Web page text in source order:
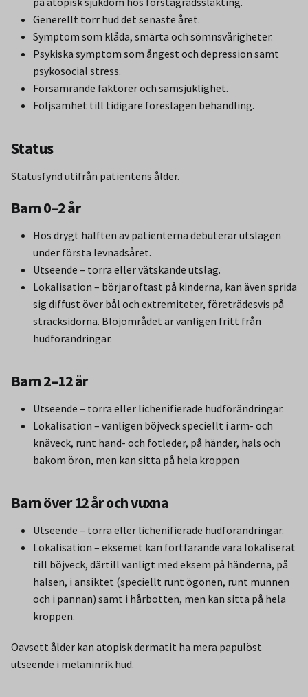
Generellt torr hud det senaste året.
Symptom som klåda, smärta och sömnsvårigheter.
Psykiska symptom som ångest och depression samt
psykosocial stress.
Försämrande faktorer och samsjuklighet.
Följsamhet till tidigare föreslagen behandling.
Status
Statusfynd utifrån patientens ålder.
Barn 0–2 år
Hos drygt hälften av patienterna debuterar utslagen
under första levnadsåret.
Utseende – torra eller vätskande utslag.
Lokalisation – börjar oftast på kinderna, kan även sprida
sig diffust över bål och extremiteter, företrädesvis på
sträcksidorna. Blöjområdet är vanligen fritt från
hudförändringar.
Barn 2–12 år
Utseende – torra eller lichenifierade hudförändringar.
Lokalisation – vanligen böjveck speciellt i arm- och
knäveck, runt hand- och fotleder, på händer, hals och
bakom öron, men kan sitta på hela kroppen
Barn över 12 år och vuxna
Utseende – torra eller lichenifierade hudförändringar.
Lokalisation – eksemet kan fortfarande vara lokaliserat
till böjveck, därtill vanligt med eksem på händerna, på
halsen, i ansiktet (speciellt runt ögonen, runt munnen
och i pannan) samt i hårbotten, men kan sitta på hela
kroppen.
Oavsett ålder kan atopisk dermatit ha mera papulöst
utseende i melaninrik hud.